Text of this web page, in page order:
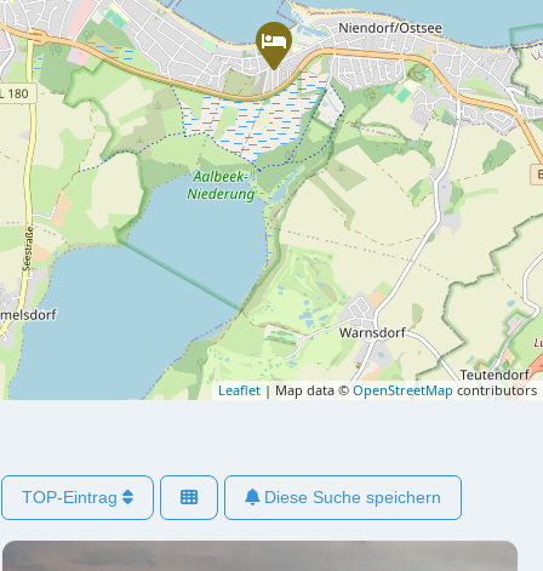
Leaflet | Map data © OpenStreetMap contributors
TOP-Eintrag Diese Suche speichern